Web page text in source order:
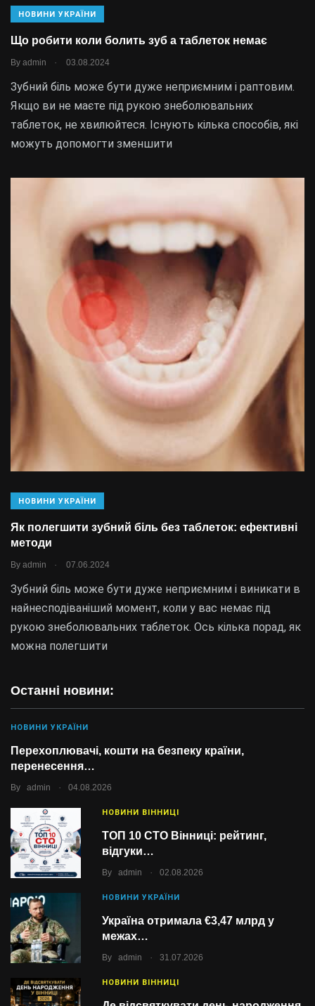
НОВИНИ УКРАЇНИ
Що робити коли болить зуб а таблеток немає
By admin . 03.08.2024
Зубний біль може бути дуже неприємним і раптовим.
Якщо ви не маєте під рукою знеболювальних
таблеток, не хвилюйтеся. Існують кілька способів, які
можуть допомогти зменшити
НОВИНИ УКРАЇНИ
Як полегшити зубний біль без таблеток: ефективні
методи
By admin . 07.06.2024
Зубний біль може бути дуже неприємним і виникати в
найнесподіваніший момент, коли у вас немає під
рукою знеболювальних таблеток. Ось кілька порад, як
можна полегшити
Останні новини:
НОВИНИ УКРАЇНИ
Перехоплювачі, кошти на безпеку країни,
перенесення…
By admin . 04.08.2026
НОВИНИ ВІННИЦІ
ТОП 10 СТО Вінниці: рейтинг,
відгуки…
By admin . 02.08.2026
НОВИНИ УКРАЇНИ
Україна отримала €3,47 млрд у
межах…
By admin . 31.07.2026
НОВИНИ ВІННИЦІ